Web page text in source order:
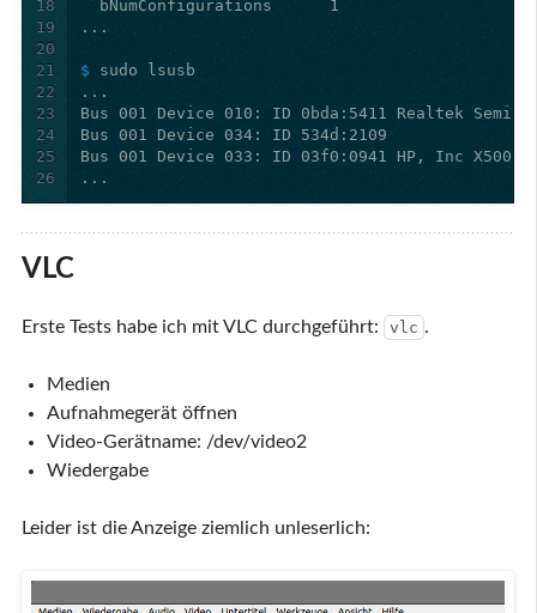
18
19
20
21
22
23
24
25
26
$
VLC
Erste Tests habe ich mit VLC durchgeführt: vlc .
Medien
Aufnahmegerät öffnen
Video-Gerätname: /dev/video2
Wiedergabe
Leider ist die Anzeige ziemlich unleserlich: